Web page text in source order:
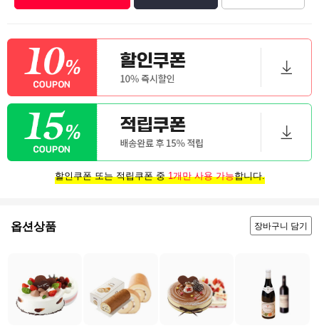
할인쿠폰 또는 적립쿠폰 중1개만 사용 가능합니다.
옵션상품 장바구니 담기